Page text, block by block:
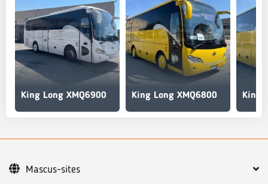
King Long XMQ6900 King Long XMQ6800 King
Mascus-sites